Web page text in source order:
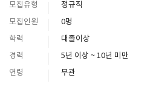
모집유형
정규직
모집인원
0명
학력
대졸이상
경력
5년 이상 ~ 10년 미만
연령
무관